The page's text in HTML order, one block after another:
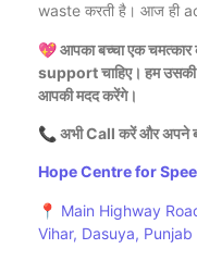
waste करती है। आज ही
💖 आपका बच्चा एक
support चाहिए। हम
आपकी मदद करेंगे।
📞 अभी Call करें और
Hope Centre for
📍 Main Highway
Vihar, Dasuya,